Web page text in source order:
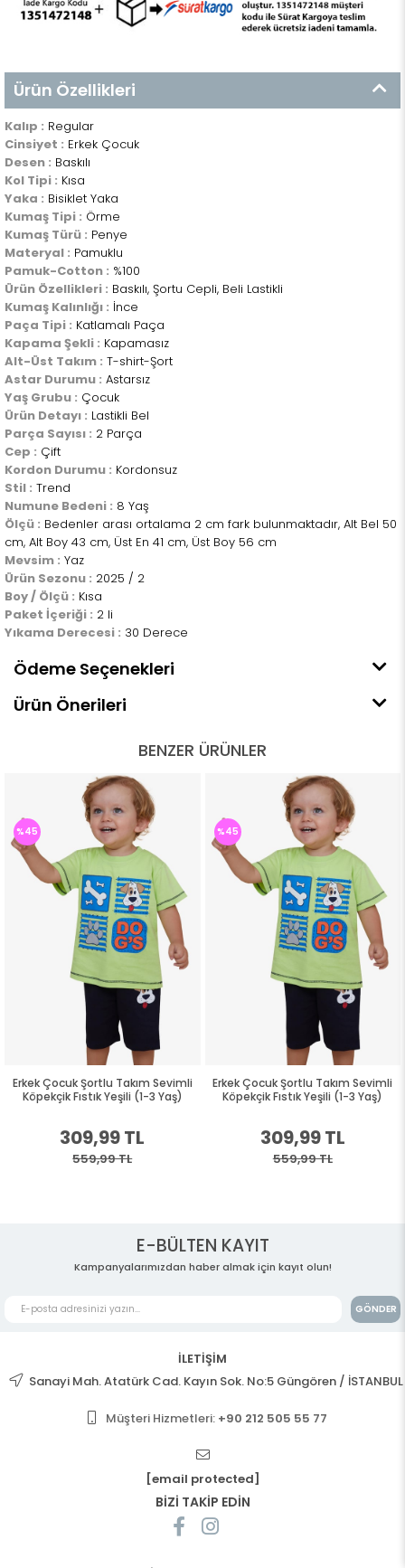
Ürün Özellikleri
Kalıp : Regular
Cinsiyet : Erkek Çocuk
Desen : Baskılı
Kol Tipi : Kısa
Yaka : Bisiklet Yaka
Kumaş Tipi : Örme
Kumaş Türü : Penye
Materyal : Pamuklu
Pamuk-Cotton : %100
Ürün Özellikleri : Baskılı, Şortu Cepli, Beli Lastikli
Kumaş Kalınlığı : İnce
Paça Tipi : Katlamalı Paça
Kapama Şekli : Kapamasız
Alt-Üst Takım : T-shirt-Şort
Astar Durumu : Astarsız
Yaş Grubu : Çocuk
Ürün Detayı : Lastikli Bel
Parça Sayısı : 2 Parça
Cep : Çift
Kordon Durumu : Kordonsuz
Stil : Trend
Numune Bedeni : 8 Yaş
Ölçü : Bedenler arası ortalama 2 cm fark bulunmaktadır, Alt Bel 50
cm, Alt Boy 43 cm, Üst En 41 cm, Üst Boy 56 cm
Mevsim : Yaz
Ürün Sezonu : 2025 / 2
Boy / Ölçü : Kısa
Paket İçeriği : 2 li
Yıkama Derecesi : 30 Derece
Ödeme Seçenekleri
Ürün Önerileri
BENZER ÜRÜNLER
Erkek Çocuk Şortlu Takım Sevimli
Köpekçik Fıstık Yeşili (1-3 Yaş)
309,99 TL
559,99 TL
%45
Erkek Çocuk Şortlu Takım Sevimli
Köpekçik Fıstık Yeşili (1-3 Yaş)
309,99 TL
559,99 TL
%45
E-BÜLTEN KAYIT
Kampanyalarımızdan haber almak için kayıt olun!
GÖNDER
İLETİŞİM
Sanayi Mah. Atatürk Cad. Kayın Sok. No:5 Güngören / İSTANBUL
Müşteri Hizmetleri: +90 212 505 55 77
[email protected]
BİZİ TAKİP EDİN